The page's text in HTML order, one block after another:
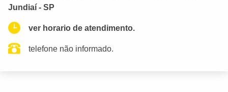
Jundiaí - SP
ver horario de atendimento.
telefone não informado.